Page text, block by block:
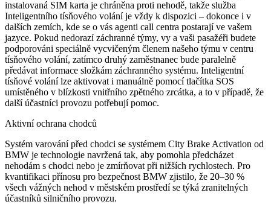
instalovaná SIM karta je chráněna proti nehodě, takže služba
Inteligentního tísňového volání je vždy k dispozici – dokonce i v
dalších zemích, kde se o vás agenti call centra postarají ve vašem
jazyce. Pokud nedorazí záchranné týmy, vy a vaši pasažéři budete
podporováni speciálně vycvičeným členem našeho týmu v centru
tísňového volání, zatímco druhý zaměstnanec bude paralelně
předávat informace složkám záchranného systému. Inteligentní
tísňové volání lze aktivovat i manuálně pomocí tlačítka SOS
umístěného v blízkosti vnitřního zpětného zrcátka, a to v případě, že
další účastníci provozu potřebují pomoc.
Aktivní ochrana chodců
Systém varování před chodci se systémem City Brake Activation od
BMW je technologie navržená tak, aby pomohla předcházet
nehodám s chodci nebo je zmírňovat při nižších rychlostech. Pro
kvantifikaci přínosu pro bezpečnost BMW zjistilo, že 20–30 %
všech vážných nehod v městském prostředí se týká zranitelných
účastníků silničního provozu.